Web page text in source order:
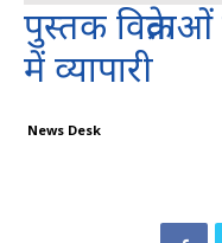
पुस्तक
में व्यापारी
News Desk